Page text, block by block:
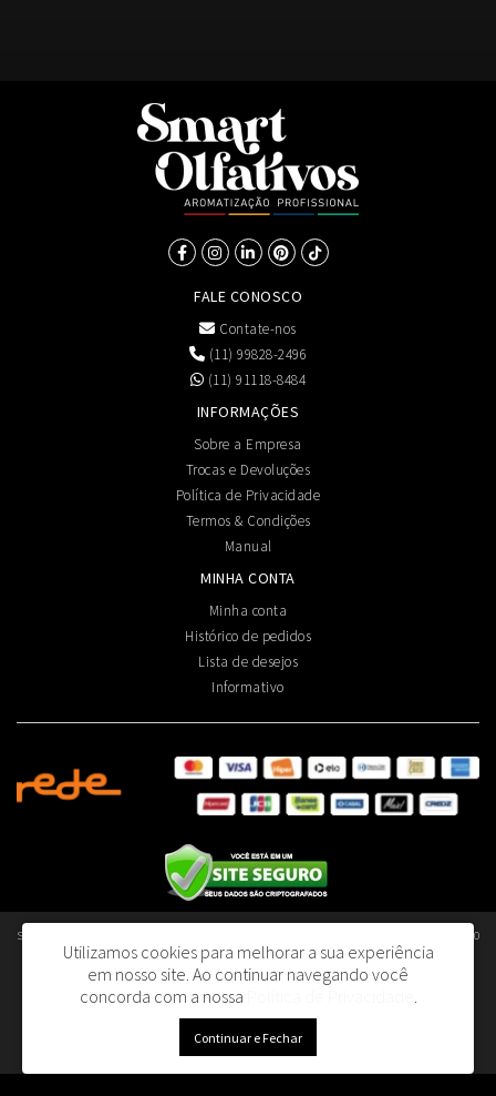
FALE CONOSCO
Contate-nos
(11) 99828-2496
(11) 91118-8484
INFORMAÇÕES
Sobre a Empresa
Trocas e Devoluções
Política de Privacidade
Termos & Condições
Manual
MINHA CONTA
Minha conta
Histórico de pedidos
Lista de desejos
Informativo
Smart Olfativos Aromatização Profissional de Ambientes Ltda - CNPJ: 40.376.045/0001-80
- I.E.: 130.392.690.110
R. Dom João V, 153 - Lapa | São Paulo/SP - 05075-060
Smart Olfativos © 2026
Utilizamos cookies para melhorar a sua experiência
em nosso site. Ao continuar navegando você
concorda com a nossa
.
Continuar e Fechar